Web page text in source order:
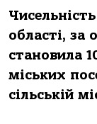
області, за
становила
міських
сільській